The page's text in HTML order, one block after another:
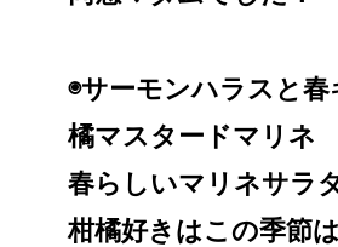
◉サーモンハラスと
橘マスタードマリネ
春らしいマリネサラ
柑橘好きはこの季節